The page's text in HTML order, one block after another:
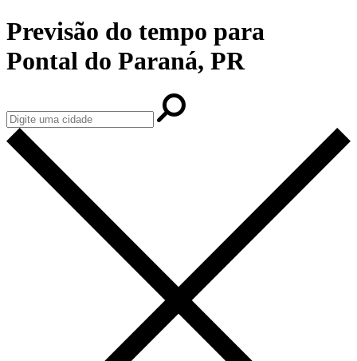
Previsão do tempo para
Pontal do Paraná, PR